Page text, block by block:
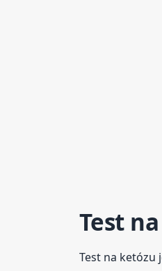
Test
Test na ketózu